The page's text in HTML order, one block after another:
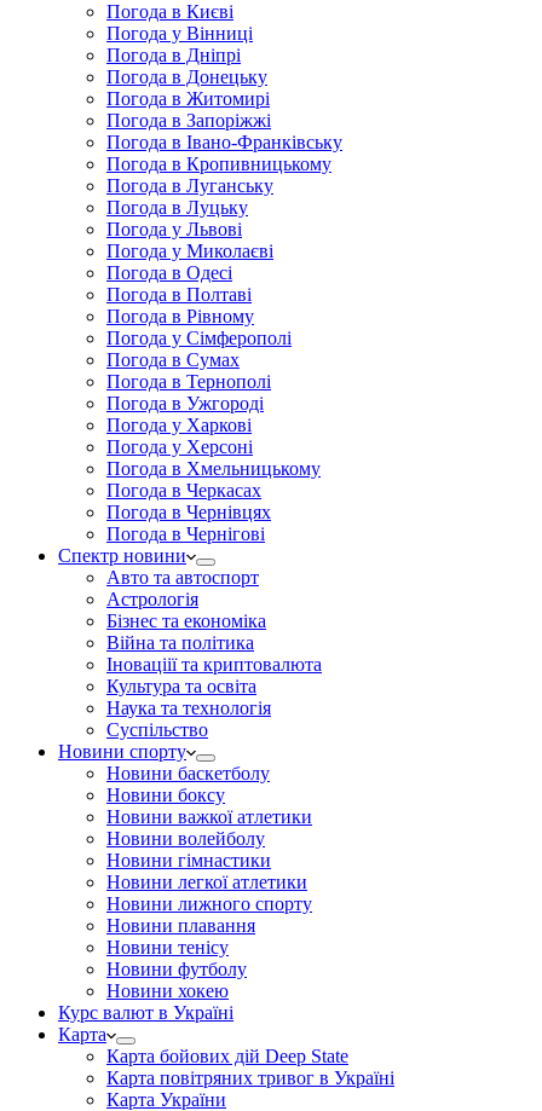
Погода в Києві
Погода у Вінниці
Погода в Дніпрі
Погода в Донецьку
Погода в Житомирі
Погода в Запоріжжі
Погода в Івано-Франківську
Погода в Кропивницькому
Погода в Луганську
Погода в Луцьку
Погода у Львові
Погода у Миколаєві
Погода в Одесі
Погода в Полтаві
Погода в Рівному
Погода у Сімферополі
Погода в Сумах
Погода в Тернополі
Погода в Ужгороді
Погода у Харкові
Погода у Херсоні
Погода в Хмельницькому
Погода в Черкасах
Погода в Чернівцях
Погода в Чернігові
Спектр новини
Авто та автоспорт
Астрологія
Бізнес та економіка
Війна та політика
Іноваціії та криптовалюта
Культура та освіта
Наука та технологія
Суспільство
Новини спорту
Новини баскетболу
Новини боксу
Новини важкої атлетики
Новини волейболу
Новини гімнастики
Новини легкої атлетики
Новини лижного спорту
Новини плавання
Новини тенісу
Новини футболу
Новини хокею
Курс валют в Україні
Карта
Карта бойових дій Deep State
Карта повітряних тривог в Україні
Карта України